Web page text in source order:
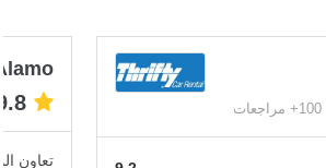
100+ مراجعات
تعاون